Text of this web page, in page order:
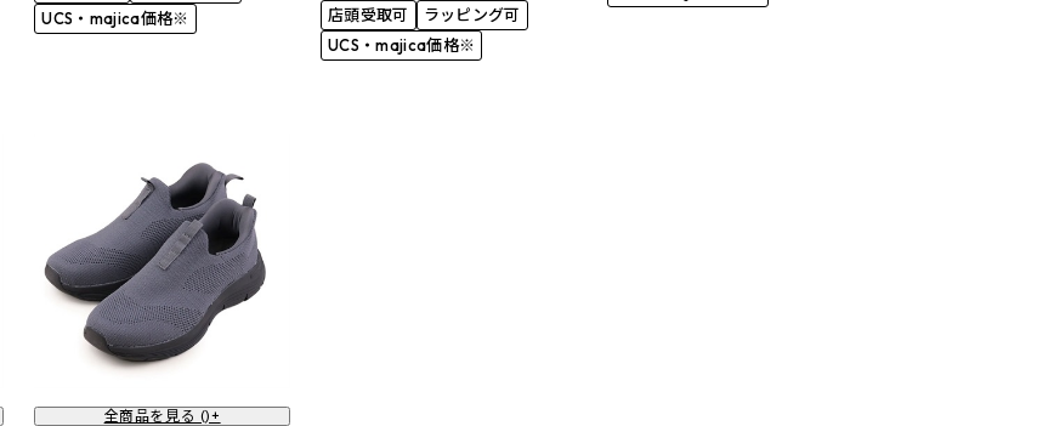
UCS・majica価格※
店頭受取可
ラッピング可
UCS・majica価格※
全商品を見る ()+